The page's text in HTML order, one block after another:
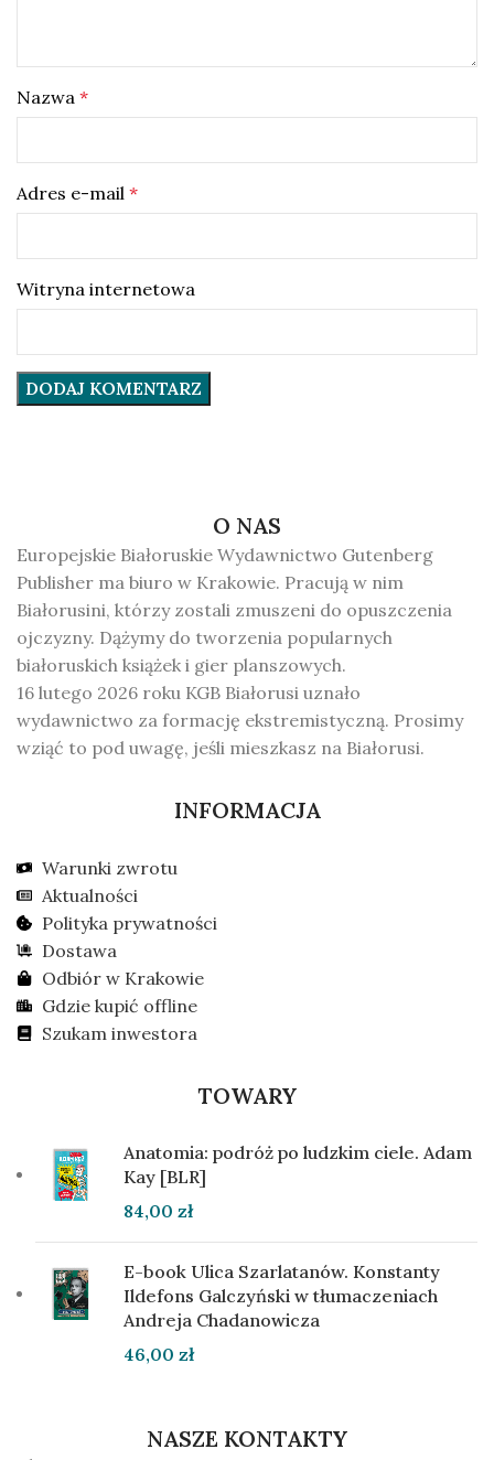
Nazwa *
Adres e-mail *
Witryna internetowa
O NAS
Europejskie Białoruskie Wydawnictwo Gutenberg
Publisher ma biuro w Krakowie. Pracują w nim
Białorusini, którzy zostali zmuszeni do opuszczenia
ojczyzny. Dążymy do tworzenia popularnych
białoruskich książek i gier planszowych.
16 lutego 2026 roku KGB Białorusi uznało
wydawnictwo za formację ekstremistyczną. Prosimy
wziąć to pod uwagę, jeśli mieszkasz na Białorusi.
INFORMACJA
Warunki zwrotu
Aktualności
Polityka prywatności
Dostawa
Odbiór w Krakowie
Gdzie kupić offline
Szukam inwestora
TOWARY
Anatomia: podróż po ludzkim ciele. Adam
Kay [BLR]
84,00 zł
E-book Ulica Szarlatanów. Konstanty
Ildefons Galczyński w tłumaczeniach
Andreja Chadanowicza
46,00 zł
NASZE KONTAKTY